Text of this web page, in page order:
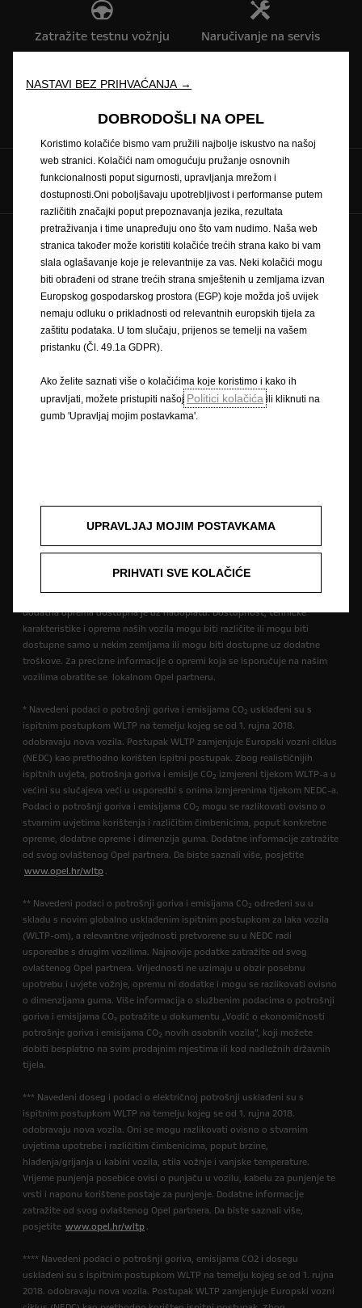
Zatražite testnu vožnju Naručivanje na servis
Pratite nas na
Pravilnik o zaštiti privatnosti
Politika kolačića
Zaštitni znak i autorska prava
Novi podaci o potrošnji goriva
Pravna obavijest
Recikliranje
Homologacija vozila
Opel u svijetu
Izjave o sukladnosti
Kontakt
Tehničke informacije
Postavke kolačića
Slika može prikazivati dodatnu opremu.
Opisi i ilustracije značajki mogu se odnositi na ili prikazivati dodatnu
opremu koja nije uključena u standardnu isporuku. Sadržani podaci bili
su točni u vrijeme objavljivanja. Pridržavamo pravo na izmjene u dizajnu i
opremi. Prikazane boje su samo približne stvarnim bojama. Ilustrirana
dodatna oprema dostupna je uz nadoplatu. Dostupnost, tehničke
karakteristike i oprema naših vozila mogu biti različite ili mogu biti
dostupne samo u nekim zemljama ili mogu biti dostupne uz dodatne
troškove. Za precizne informacije o opremi koja se isporučuje na našim
vozilima obratite se lokalnom Opel partneru.
* Navedeni podaci o potrošnji goriva i emisijama CO2 usklađeni su s
ispitnim postupkom WLTP na temelju kojeg se od 1. rujna 2018.
odobravaju nova vozila. Postupak WLTP zamjenjuje Europski vozni ciklus
(NEDC) kao prethodno korišten ispitni postupak. Zbog realističnijih
ispitnih uvjeta, potrošnja goriva i emisije CO2 izmjereni tijekom WLTP-a u
većini su slučajeva veći u usporedbi s onima izmjerenima tijekom NEDC-a.
Podaci o potrošnji goriva i emisijama CO2 mogu se razlikovati ovisno o
stvarnim uvjetima korištenja i različitim čimbenicima, poput konkretne
opreme, dodatne opreme i dimenzija guma. Dodatne informacije zatražite
od svog ovlaštenog Opel partnera. Da biste saznali više, posjetite
www.opel.hr/wltp .
** Navedeni podaci o potrošnji goriva i emisijama CO2 određeni su u
skladu s novim globalno usklađenim ispitnim postupkom za laka vozila
(WLTP-om), a relevantne vrijednosti pretvorene su u NEDC radi
usporedbe s drugim vozilima. Najnovije podatke zatražite od svog
ovlaštenog Opel partnera. Vrijednosti ne uzimaju u obzir posebnu
upotrebu i uvjete vožnje, opremu ni dodatke i mogu se razlikovati ovisno
o dimenzijama guma. Više informacija o službenim podacima o potrošnji
goriva i emisijama CO₂ potražite u dokumentu „Vodič o ekonomičnosti
potrošnje goriva i emisijama CO2 novih osobnih vozila”, koji možete
dobiti besplatno na svim prodajnim mjestima ili kod nadležnih državnih
tijela.
*** Navedeni doseg i podaci o električnoj potrošnji usklađeni su s
ispitnim postupkom WLTP na temelju kojeg se od 1. rujna 2018.
odobravaju nova vozila. Oni se mogu razlikovati ovisno o stvarnim
uvjetima upotrebe i različitim čimbenicima, poput brzine,
hlađenja/grijanja u kabini vozila, stila vožnje i vanjske temperature.
Vrijeme punjenja posebice ovisi o punjaču u vozilu, kabelu za punjenje te
vrsti i naponu korištene postaje za punjenje. Dodatne informacije
zatražite od svog ovlaštenog Opel partnera. Da biste saznali više,
posjetite www.opel.hr/wltp .
**** Navedeni podaci o potrošnji goriva, emisijama CO2 i dosegu
usklađeni su s ispitnim postupkom WLTP na temelju kojeg se od 1. rujna
2018. odobravaju nova vozila. Postupak WLTP zamjenjuje Europski vozni
NASTAVI BEZ PRIHVAĆANJA →
DOBRODOŠLI NA OPEL
Koristimo kolačiće bismo vam pružili najbolje iskustvo na našoj
web stranici. Kolačići nam omogućuju pružanje osnovnih
funkcionalnosti poput sigurnosti, upravljanja mrežom i
dostupnosti.Oni poboljšavaju upotrebljivost i performanse putem
različitih značajki poput prepoznavanja jezika, rezultata
pretraživanja i time unapređuju ono što vam nudimo. Naša web
stranica također može koristiti kolačiće trećih strana kako bi vam
slala oglašavanje koje je relevantnije za vas. Neki kolačići mogu
biti obrađeni od strane trećih strana smještenih u zemljama izvan
Europskog gospodarskog prostora (EGP) koje možda još uvijek
nemaju odluku o prikladnosti od relevantnih europskih tijela za
zaštitu podataka. U tom slučaju, prijenos se temelji na vašem
pristanku (Čl. 49.1a GDPR).
Ako želite saznati više o kolačićima koje koristimo i kako ih
upravljati, možete pristupiti našoj Politici kolačića ili kliknuti na
gumb 'Upravljaj mojim postavkama'.
UPRAVLJAJ MOJIM POSTAVKAMA
PRIHVATI SVE KOLAČIĆE